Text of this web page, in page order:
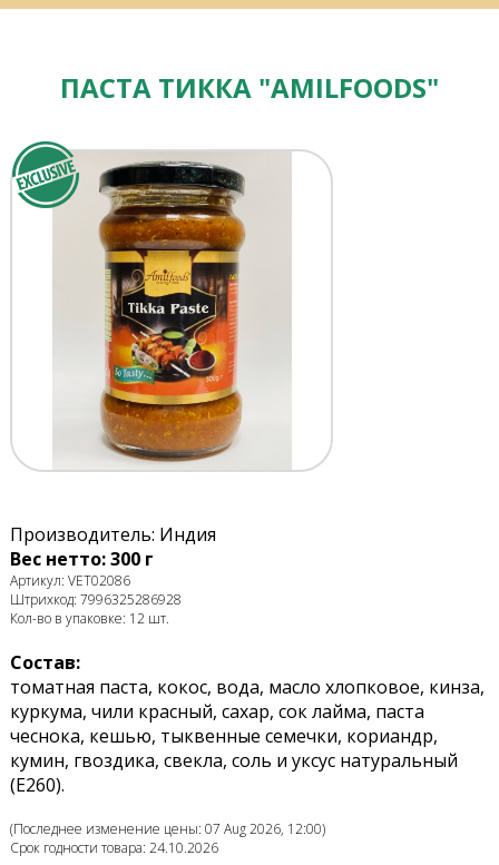
ПАСТА ТИККА "AMILFOODS"
Производитель: Индия
Вес нетто: 300 г
Артикул: VET02086
Штрихкод: 7996325286928
Кол-во в упаковке: 12 шт.
Состав:
томатная паста, кокос, вода, масло хлопковое, кинза,
куркума, чили красный, сахар, сок лайма, паста
чеснока, кешью, тыквенные семечки, кориандр,
кумин, гвоздика, свекла, соль и уксус натуральный
(E260).
(Последнее изменение цены: 07 Aug 2026, 12:00)
Срок годности товара: 24.10.2026